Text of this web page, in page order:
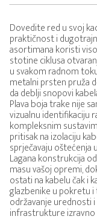
Dovedite red u svoj
praktičnost i
asortimana koristi
stotine ciklusa
u svakom radnom
metalni prsten pruža
da deblji snopovi
Plava boja trake nije
vizualnu identifikaciju
kompleksnim
pritisak na izolaciju
sprječavaju
Lagana konstrukcija
masu vašoj opremi,
ostati na kabelu čak i
glazbenike u pokretu
održavanje urednosti
infrastrukture izravno